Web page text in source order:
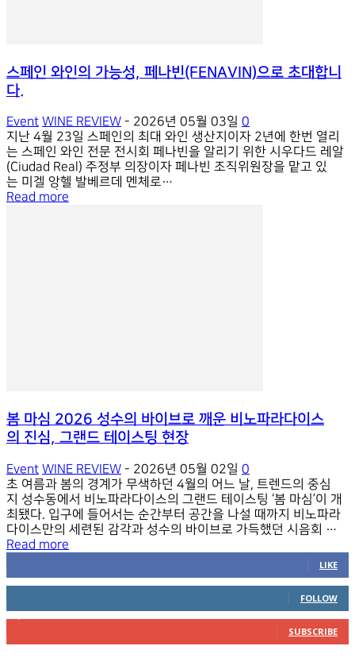
스페인 와인의 가능성, 페나빈(FENAVIN)으로 초대합니
다.
Event WINE REVIEW - 2026년 05월 03일 0
지난 4월 23일 스페인의 최대 와인 생산지이자 2년에 한번 열리
는 스페인 와인 전문 전시회 페나빈을 알리기 위한 시우다드 레알
(Ciudad Real) 주정부 의장이자 페나빈 조직위원장을 맡고 있
는 미겔 앙헬 발베르데 멘체로
(Miguel Ángel Valverde Menchero) 의장이 한국을 직접 방문했
고 있다. 특히 광활한 지역에서 DO가 아닌 비노 데 라 티에라
(Vino de la Tierra) 품계를 통해 자유롭고 창의적인 와인들을 만
장은 “시우다드 레알은 단순히 규모만 큰 생산지가 아니다. 이 지
역은 스페인 와인 산업에서도 매우 중요한 지역이다. 과거 대량 생
산이라는 이미지와는 달리 최근 수십 년 동안 품질이 크게 향상되
었다. 시우다드 레알의 와인은 높은 품질과 합리적인...
Read more
봄 마심 2026 성수의 바이브로 깨운 비노파라다이스
의 진심, 그랜드 테이스팅 현장
Event WINE REVIEW - 2026년 05월 02일 0
초 여름과 봄의 경계가 무색하던 4월의 어느 날, 트렌드의 중심
지 성수동에서 비노파라다이스의 그랜드 테이스팅 ‘봄 마심’이 개
최됐다. 입구에 들어서는 순간부터 공간을 나설 때까지 비노파라
다이스만의 세련된 감각과 성수의 바이브로 가득했던 시음회 현
장을 소개한다. 글 심혜미 사진 심혜미, 정한나, 비노파라다이스
획과 독창적인 연출로 주목받아 온 이들 답게, 행사장으로 향하
는 골목 어귀부터 신선한 분위기가 감돌았다. ‘여기가 정말 와
인 행사장이 맞을까?’ 하며 포스터를 따라가다 마주한 입구 정면
에는 대형 부르고뉴 와인 생산자들의 일러스트 컬렉션이 시선
을 사로잡았다. 와이너리마다 담긴 이야기와 인물의 특징이 섬세
Read more
0 Fans
LIKE
0 Followers
FOLLOW
2,800 Subscribers
SUBSCRIBE